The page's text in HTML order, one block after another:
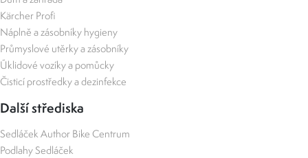
Kärcher Profi
Náplně a zásobníky hygieny
Průmyslové utěrky a zásobníky
Úklidové vozíky a pomůcky
Čisticí prostředky a dezinfekce
Další střediska
Sedláček Author Bike Centrum
Podlahy Sedláček